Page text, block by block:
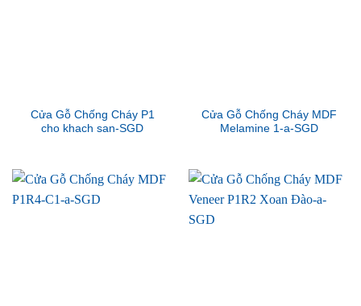
Cửa Gỗ Chống Cháy P1
cho khach san-SGD
Cửa Gỗ Chống Cháy MDF
Melamine 1-a-SGD